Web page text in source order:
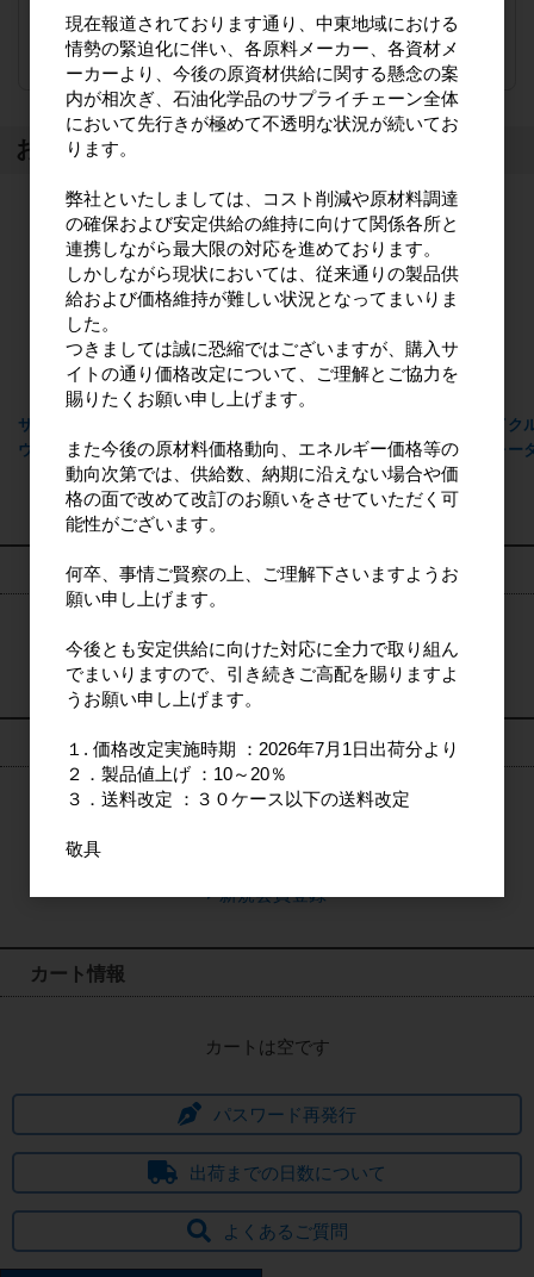
注文数
ご注文には
ログインしてください
おすすめ商品
サイクルスタイルメンズヘア
ウォーター 詰替用1000ml
ター 詰替用1000ml
サイク
ウォー
検索
検索
ログイン
新規会員登録
カート情報
カートは空です
パスワード再発行
出荷までの日数について
よくあるご質問
現在報道されております通り、中東地域における
情勢の緊迫化に伴い、各原料メーカー、各資材メ
ーカーより、今後の原資材供給に関する懸念の案
内が相次ぎ、石油化学品のサプライチェーン全体
において先行きが極めて不透明な状況が続いてお
ります。
弊社といたしましては、コスト削減や原材料調達
の確保および安定供給の維持に向けて関係各所と
連携しながら最大限の対応を進めております。
しかしながら現状においては、従来通りの製品供
給および価格維持が難しい状況となってまいりま
した。
つきましては誠に恐縮ではございますが、購入サ
イトの通り価格改定について、ご理解とご協力を
賜りたくお願い申し上げます。
また今後の原材料価格動向、エネルギー価格等の
動向次第では、供給数、納期に沿えない場合や価
格の面で改めて改訂のお願いをさせていただく可
能性がございます。
何卒、事情ご賢察の上、ご理解下さいますようお
願い申し上げます。
今後とも安定供給に向けた対応に全力で取り組ん
でまいりますので、引き続きご高配を賜りますよ
うお願い申し上げます。
１. 価格改定実施時期 ：2026年7月1日出荷分より
２．製品値上げ ：10～20％
３．送料改定 ：３０ケース以下の送料改定
敬具